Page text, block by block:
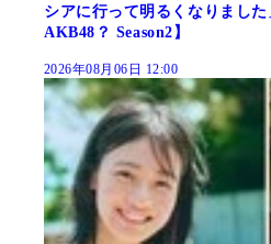
シアに行って明るくなりまし
AKB48？ Season2】
2026年08月06日 12:00